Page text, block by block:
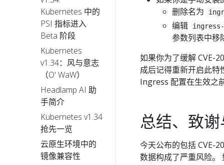
Kubernetes 中的
PSI 指标进入
Beta 阶段
Kubernetes
v1.34：风与意志
（O' WaW）
Headlamp AI 助
手简介
Kubernetes v1.34
抢先一览
云原生环境中的
镜像兼容性
删除名为
编辑
参数列表中移
如果你为了缓解 CVE-
成后记得重新开启此
Ingress 配置在生效之
总结、致
今天公布的包括 CVE-
数据构成了严重风险